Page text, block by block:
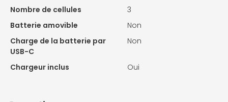
Nombre de cellules
3
Batterie amovible
Non
Charge de la batterie par
USB-C
Non
Chargeur inclus Oui